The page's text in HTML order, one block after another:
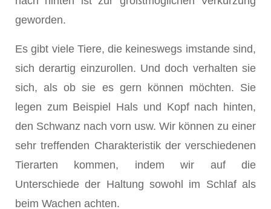
geworden.
Es gibt viele Tiere, die keineswegs imstande sind,
sich derartig einzurollen. Und doch verhalten sie
sich, als ob sie es gern können möchten. Sie
legen zum Beispiel Hals und Kopf nach hinten,
den Schwanz nach vorn usw. Wir können zu einer
sehr treffenden Charakteristik der verschiedenen
Tier­arten kommen, indem wir auf die
Unterschiede der Haltung sowohl im Schlaf als
beim Wachen achten.